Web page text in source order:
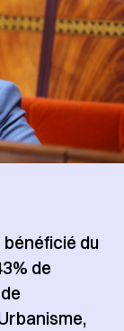
du
de